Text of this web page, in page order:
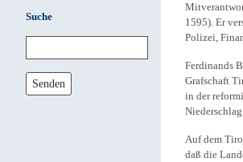
Suche
Senden
1595). Er
Polizei,
Ferdinands
Grafschaft
in der
Auf dem
daß die